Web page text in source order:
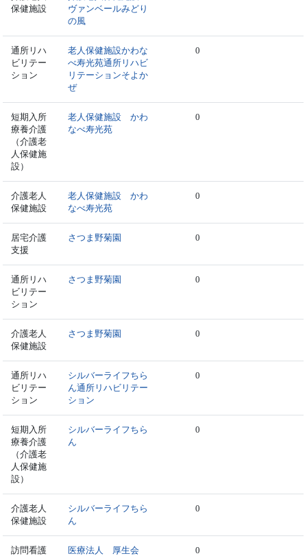
保健施設
ヴァンベールみどり
の風
通所リハ
ビリテー
ション
老人保健施設かわな
べ寿光苑通所リハビ
リテーションそよか
ぜ
0
短期入所
療養介護
（介護老
人保健施
設）
老人保健施設 かわ
なべ寿光苑
0
介護老人
保健施設
老人保健施設 かわ
なべ寿光苑
0
居宅介護
支援
さつま野菊園 0
通所リハ
ビリテー
ション
さつま野菊園 0
介護老人
保健施設
さつま野菊園 0
通所リハ
ビリテー
ション
シルバーライフちら
ん通所リハビリテー
ション
0
短期入所
療養介護
（介護老
人保健施
設）
シルバーライフちら
ん
0
介護老人
保健施設
シルバーライフちら
ん
0
訪問看護
医療法人 厚生会
0